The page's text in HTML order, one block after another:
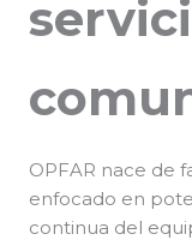
OPFAR nace de
enfocado en
continua del